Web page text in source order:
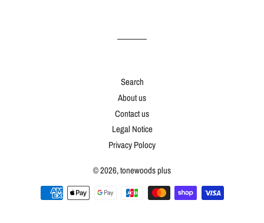
Search
About us
Contact us
Legal Notice
Privacy Polocy
© 2026,tonewoods plus
決